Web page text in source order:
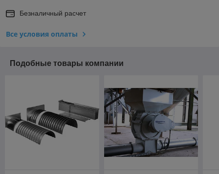
Безналичный расчет
Все условия оплаты
Подобные товары компании